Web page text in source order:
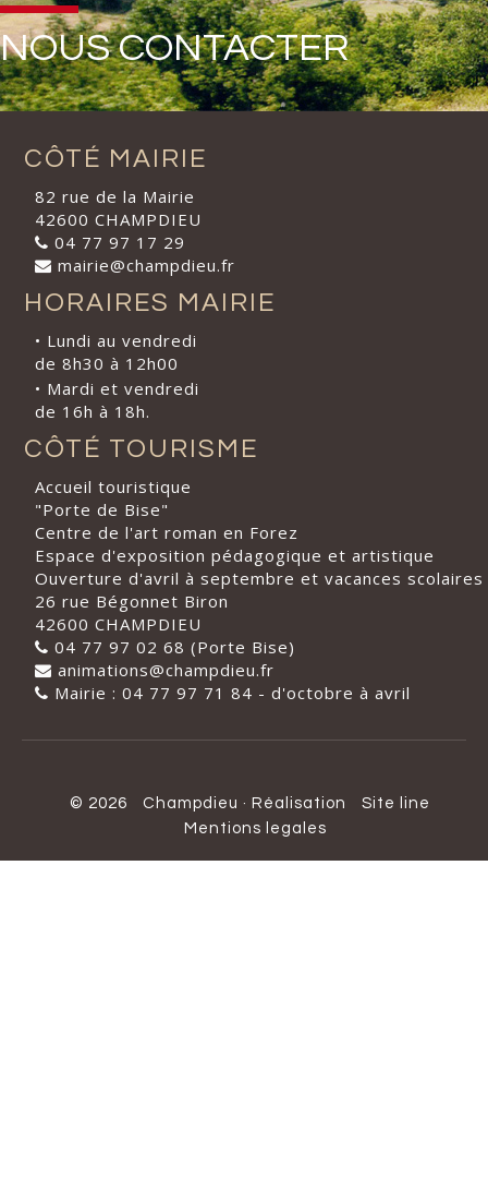
NOUS CONTACTER
CÔTÉ MAIRIE
82 rue de la Mairie
42600 CHAMPDIEU
04 77 97 17 29
mairie@champdieu.fr
HORAIRES MAIRIE
• Lundi au vendredi
de 8h30 à 12h00
• Mardi et vendredi
de 16h à 18h.
CÔTÉ TOURISME
Accueil touristique
"Porte de Bise"
Centre de l'art roman en Forez
Espace d'exposition pédagogique et artistique
Ouverture d'avril à septembre et vacances scolaires
26 rue Bégonnet Biron
42600 CHAMPDIEU
04 77 97 02 68 (Porte Bise)
animations@champdieu.fr
Mairie : 04 77 97 71 84 - d'octobre à avril
© 2026 Champdieu · Réalisation
Site line
Mentions legales